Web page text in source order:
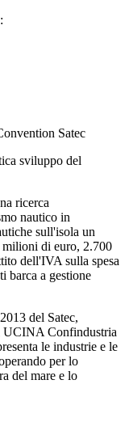
Satec
sviluppo del
ricerca
nautico in
sull'isola un
milioni di euro, 2.700
dell'IVA sulla spesa
barca a gestione
del Satec,
UCINA Confindustria
le industrie e le
per lo
del mare e lo